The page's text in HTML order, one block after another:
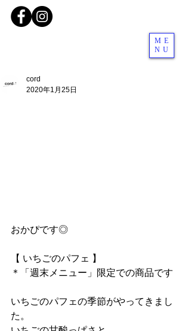
ME
NU
cord
2020年1月25日
おかぴです◎
【 いちごのパフェ 】
＊「週末メニュー」限定での商品です
いちごのパフェの季節がやってきまし
た。